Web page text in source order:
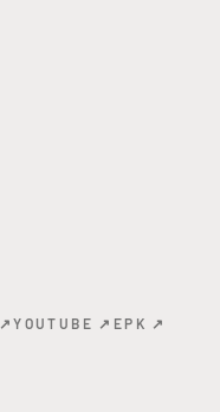
↗YOUTUBE ↗ EPK ↗